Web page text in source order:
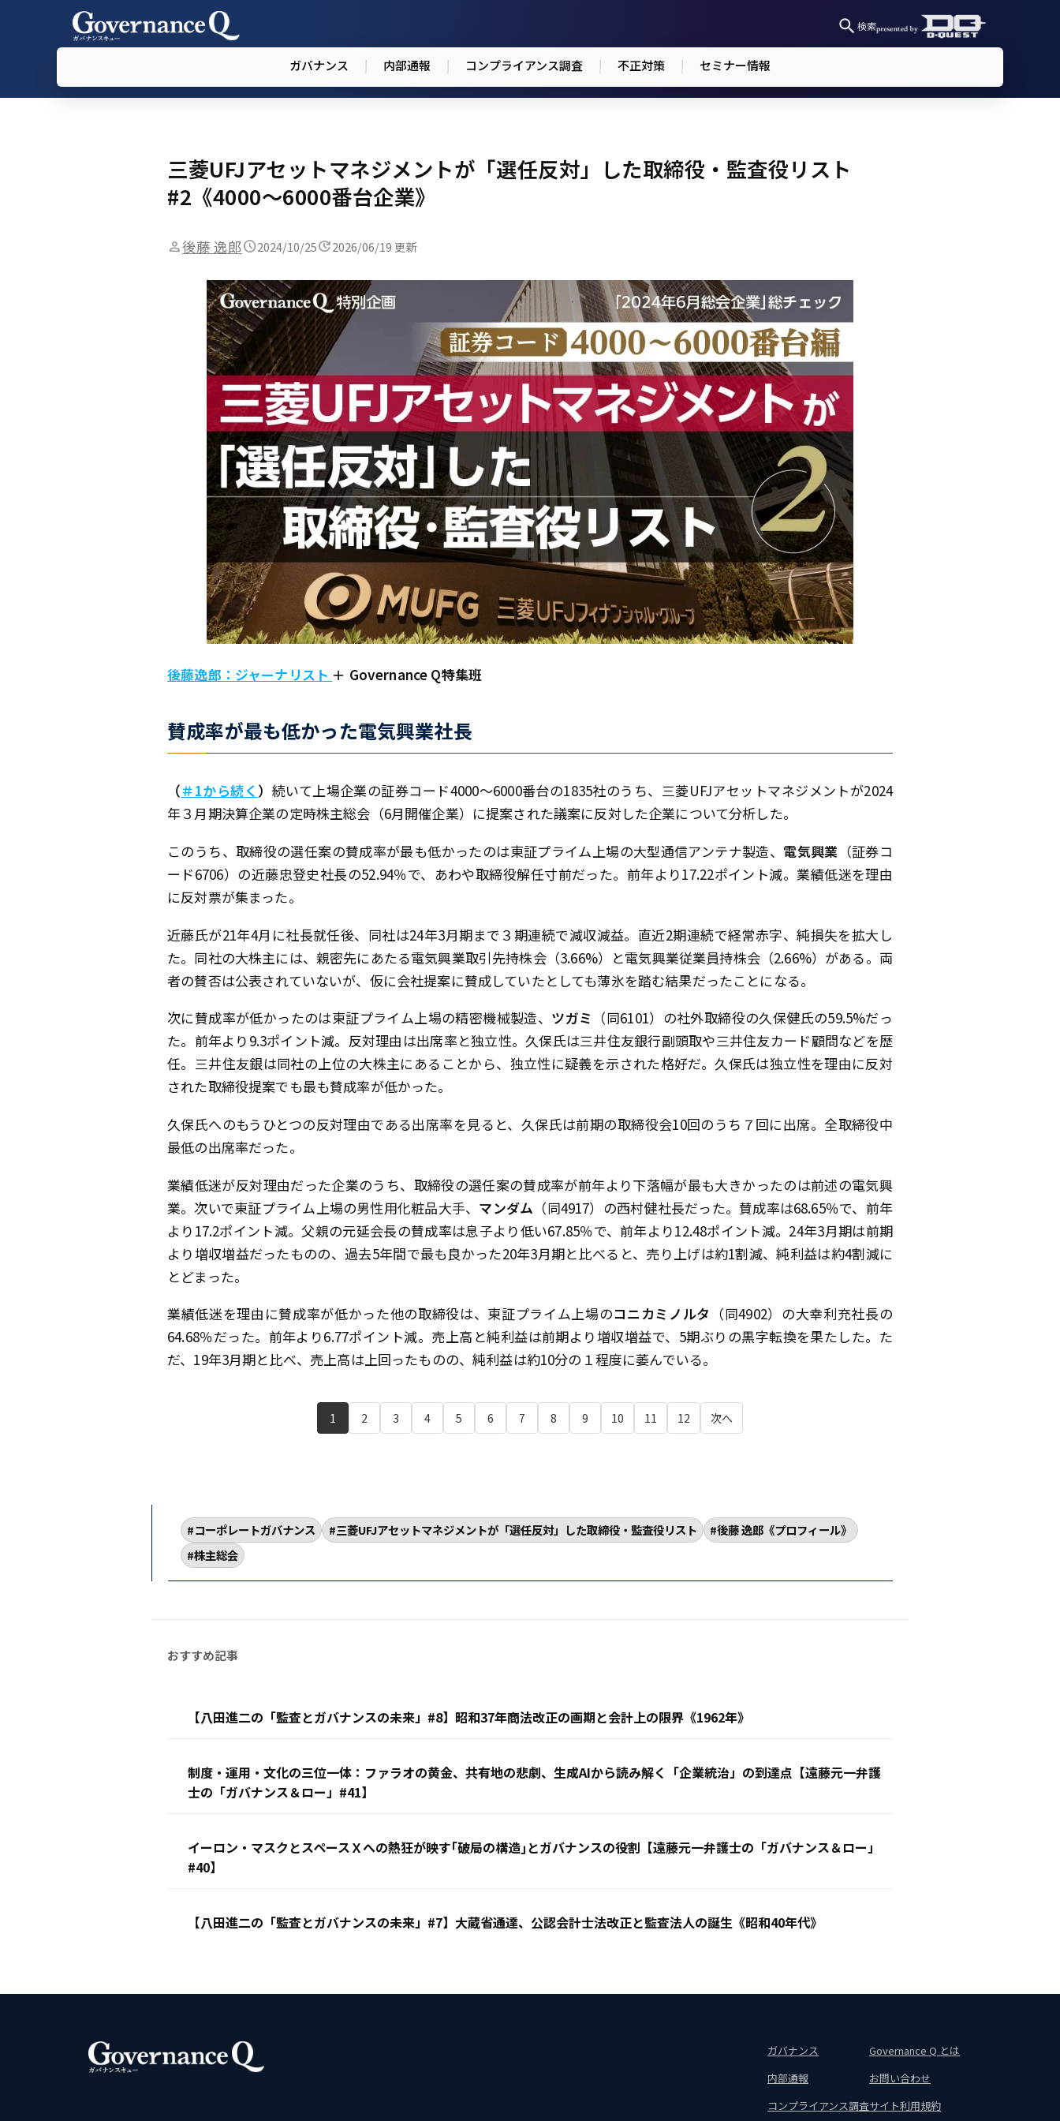
検索
ガバナンス 内部通報 コンプライアンス調査 不正対策 セミナー情報
三菱UFJアセットマネジメントが「選任反対」した取締役・監査役リスト
#2《4000～6000番台企業》
後藤 逸郎 2024/10/25 2026/06/19 更新
後藤逸郎：ジャーナリスト ＋ Governance Q特集班
賛成率が最も低かった電気興業社長
（＃1から続く ） 続いて上場企業の証券コード4000～6000番台の1835社のうち、三菱UFJアセットマネジメントが2024
年３月期決算企業の定時株主総会（6月開催企業）に提案された議案に反対した企業について分析した。
このうち、取締役の選任案の賛成率が最も低かったのは東証プライム上場の大型通信アンテナ製造、 電気興業 （証券コ
ード6706）の近藤忠登史社長の52.94％で、あわや取締役解任寸前だった。前年より17.22ポイント減。業績低迷を理由
に反対票が集まった。
近藤氏が21年4月に社長就任後、同社は24年3月期まで３期連続で減収減益。直近2期連続で経常赤字、純損失を拡大し
た。同社の大株主には、親密先にあたる電気興業取引先持株会（3.66%）と電気興業従業員持株会（2.66%）がある。両
者の賛否は公表されていないが、仮に会社提案に賛成していたとしても薄氷を踏む結果だったことになる。
次に賛成率が低かったのは東証プライム上場の精密機械製造、 ツガミ （同6101）の社外取締役の久保健氏の59.5%だっ
た。前年より9.3ポイント減。反対理由は出席率と独立性。久保氏は三井住友銀行副頭取や三井住友カード顧問などを歴
任。三井住友銀は同社の上位の大株主にあることから、独立性に疑義を示された格好だ。久保氏は独立性を理由に反対
された取締役提案でも最も賛成率が低かった。
久保氏へのもうひとつの反対理由である出席率を見ると、久保氏は前期の取締役会10回のうち７回に出席。全取締役中
最低の出席率だった。
業績低迷が反対理由だった企業のうち、取締役の選任案の賛成率が前年より下落幅が最も大きかったのは前述の電気興
業。次いで東証プライム上場の男性用化粧品大手、 マンダム （同4917）の西村健社長だった。賛成率は68.65％で、前年
より17.2ポイント減。父親の元延会長の賛成率は息子より低い67.85％で、前年より12.48ポイント減。24年3月期は前期
より増収増益だったものの、過去5年間で最も良かった20年3月期と比べると、売り上げは約1割減、純利益は約4割減に
とどまった。
業績低迷を理由に賛成率が低かった他の取締役は、東証プライム上場のコニカミノルタ （同4902）の大幸利充社長の
64.68％だった。前年より6.77ポイント減。売上高と純利益は前期より増収増益で、5期ぶりの黒字転換を果たした。た
だ、19年3月期と比べ、売上高は上回ったものの、純利益は約10分の１程度に萎んでいる。
1 2 3 4 5 6 7 8 9 10 11 12 次へ
コーポレートガバナンス 三菱UFJアセットマネジメントが「選任反対」した取締役・監査役リスト
後藤 逸郎《プロフィール》
株主総会
【八田進二の「監査とガバナンスの未来」#8】昭和37年商法改正の画期と会計上の限界《1962年》
制度・運用・文化の三位一体：ファラオの黄金、共有地の悲劇、生成AIから読み解く「企業統治」の到達点【遠藤元一弁護
士の「ガバナンス＆ロー」#41】
イーロン・マスクとスペースＸへの熱狂が映す｢破局の構造｣とガバナンスの役割【遠藤元一弁護士の「ガバナンス＆ロー」
#40】
【八田進二の「監査とガバナンスの未来」#7】大蔵省通達、公認会計士法改正と監査法人の誕生《昭和40年代》
ガバナンス
内部通報
コンプライアンス調査
Governance Q とは
お問い合わせ
サイト利用規約